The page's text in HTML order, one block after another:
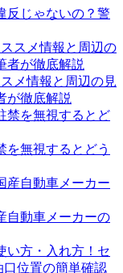
反じゃないの？警
メ情報と周辺の見
が徹底解説
を無視するとどう
自動車メーカーの